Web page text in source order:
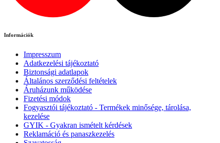
Információk
Impresszum
Adatkezelési tájékoztató
Biztonsági adatlapok
Általános szerződési feltételek
Áruházunk működése
Fizetési módok
Fogyasztói tájékoztató - Termékek minősége, tárolása,
kezelése
GYIK - Gyakran ismételt kérdések
Reklamáció és panaszkezelés